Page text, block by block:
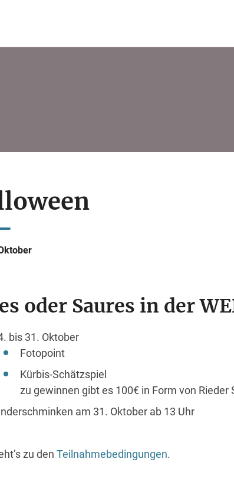
oder Saures in der
bis 31. Oktober
Fotopoint
Kürbis-Schätzspiel
zu gewinnen gibt es 100€ in Form von
am 31. Oktober ab 13 Uhr
zu den Teilnahmebedingungen.